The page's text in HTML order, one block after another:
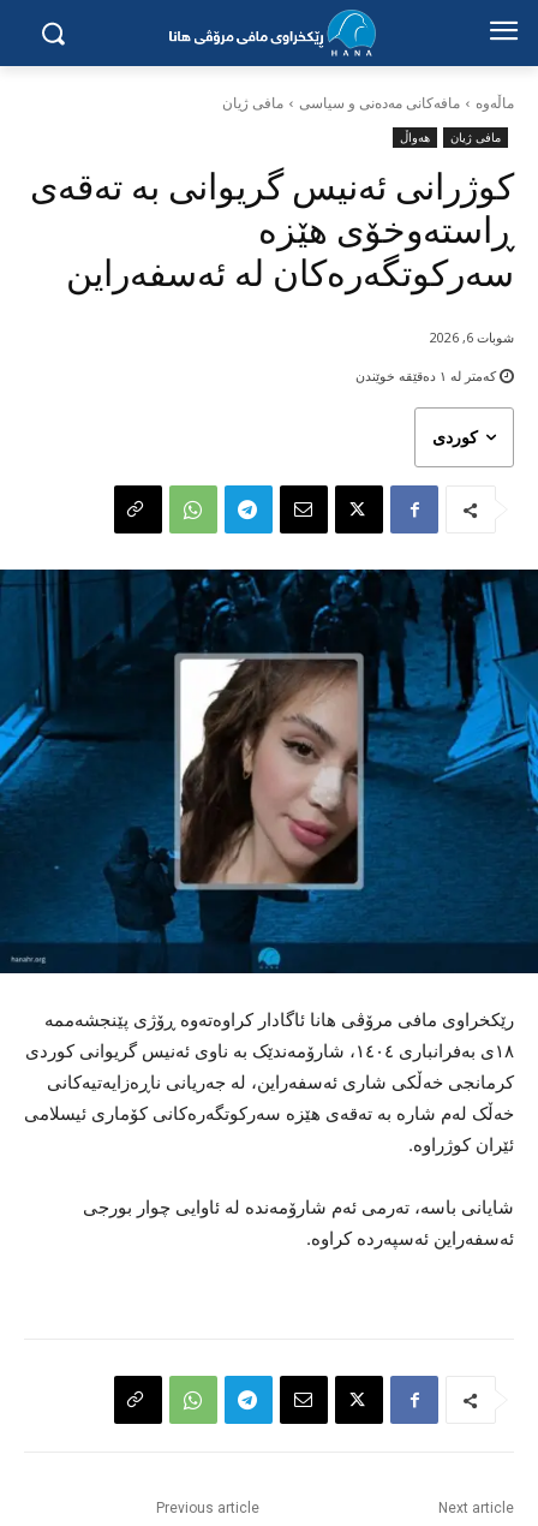
ماڵه‌وه‌ مافەکانی مەدەنی و سیاسی مافی ژیان
مافی ژیان هەواڵ
کوژرانی ئەنیس گریوانی بە تەقەی
ڕاستەوخۆی هێزە
سەرکوتگەرەکان لە ئەسفەراین
کوردی
کەمتر لە ١ دەقێقە خوێندن
شوبات 6, 2026
رێکخراوی مافی مرۆڤی هانا ئاگادار کراوەتەوە ڕۆژی پێنجشەممە
١٨ی بەفرانباری ١٤٠٤، شارۆمەندێک بە ناوی ئەنیس گریوانی کوردی
کرمانجی خەڵکی شاری ئەسفەراین، لە جەریانی ناڕەزایەتیەکانی
خەڵک لەم شارە بە تەقەی هێزە سەرکوتگەرەکانی کۆماری ئیسلامی
ئێران کوژراوە.
شایانی باسە، تەرمی ئەم شارۆمەندە لە ئاوایی چوار بورجی
ئەسفەراین ئەسپەردە کراوە.
Previous article Next article